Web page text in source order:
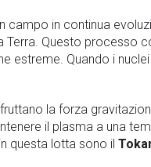
campo in continua
Terra. Questo
estreme. Quando i
la forza
il plasma a una
questa lotta sono il